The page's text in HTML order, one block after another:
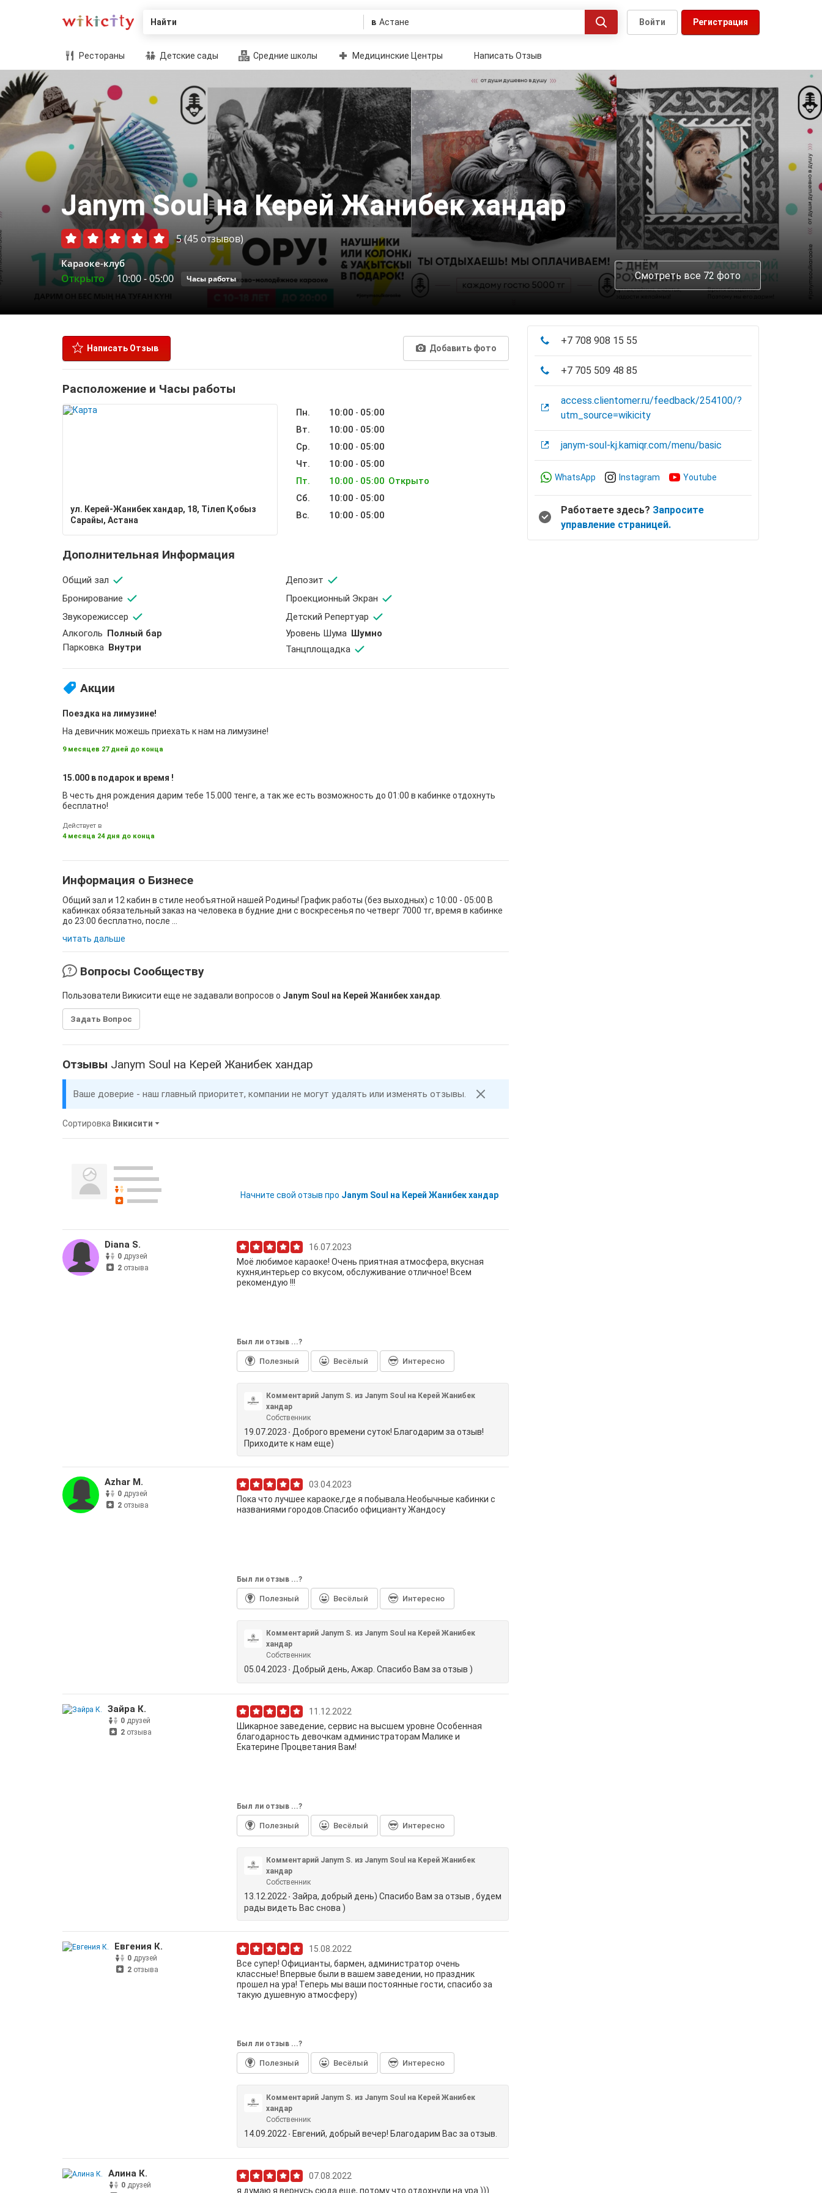
Найти в Регистрация
Войти
Рестораны Детские сады Средние школы Медицинские Центры Написать Отзыв
Janym Soul на Керей Жанибек хандар
5(45 отзывов)
Караоке-клуб
Открыто 10:00-05:00 Часы работы Смотреть все 72 фото
Написать Отзыв Добавить фото
Расположение и Часы работы
ул. Керей-Жанибек хандар, 18, Тілеп Қобыз
Сарайы, Астана
Пн. 10:00 - 05:00
Вт.
10:00 - 05:00
Ср.
10:00 - 05:00
Чт.
10:00 - 05:00
Пт.
10:00 - 05:00 Открыто
Сб.
10:00 - 05:00
Вс.
10:00 - 05:00
Дополнительная Информация
Общий зал
Депозит
Бронирование
Проекционный Экран
Звукорежиссер
Детский Репертуар
Aлкоголь Полный бар Уровень Шума Шумно
Парковка Внутри Танцплощадка
Акции
Поездка на лимузине!
На девичник можешь приехать к нам на лимузине!
9 месяцев 27 дней до конца
15.000 в подарок и время !
В честь дня рождения дарим тебе 15.000 тенге, а так же есть возможность до 01:00 в кабинке отдохнуть
бесплатно!
Действует в
4 месяца 24 дня до конца
Информация о Бизнесе
Общий зал и 12 кабин в стиле необъятной нашей Родины! График работы (без выходных) с 10:00 - 05:00 В
кабинках обязательный заказ на человека в будние дни с воскресенья по четверг 7000 тг, время в кабинке
до 23:00 бесплатно, после ...
читать дальше
Вопросы Сообществу
Пользователи Викисити еще не задавали вопросов о Janym Soul на Керей Жанибек хандар
Задать Вопрос
Отзывы Janym Soul на Керей Жанибек хандар
Ваше доверие - наш главный приоритет, компании не могут удалять или изменять отзывы.
Сортировка Викисити
Начните свой отзыв про Janym Soul на Керей Жанибек хандар
Diana S.
0 друзей
2 отзыва
16.07.2023
Моё любимое караоке! Очень приятная атмосфера, вкусная
кухня,интерьер со вкусом, обслуживание отличное! Всем
рекомендую !!!
Был ли отзыв ...?
Полезный Весёлый Интересно
Комментарий Janym S. из Janym Soul на Керей Жанибек
хандар
Собственник
19.07.2023
Доброго времени суток! Благодарим за отзыв!
Приходите к нам еще)
Azhar M.
0 друзей
2 отзыва
03.04.2023
Пока что лучшее караоке,где я побывала.Необычные кабинки с
названиями городов.Спасибо официанту Жандосу
Был ли отзыв ...?
Полезный Весёлый Интересно
Комментарий Janym S. из Janym Soul на Керей Жанибек
хандар
Собственник
05.04.2023 Добрый день, Ажар. Спасибо Вам за отзыв )
Зайра К.
0 друзей
2 отзыва
11.12.2022
Шикарное заведение, сервис на высшем уровне️ Особенная
благодарность девочкам администраторам Малике и
Екатерине️️️ Процветания Вам!
Был ли отзыв ...?
Полезный Весёлый Интересно
Комментарий Janym S. из Janym Soul на Керей Жанибек
хандар
Собственник
13.12.2022
Зайра, добрый день) Спасибо Вам за отзыв , будем
рады видеть Вас снова )
Евгения К.
0 друзей
2 отзыва
15.08.2022
Все супер! Официанты, бармен, администратор очень
классные! Впервые были в вашем заведении, но праздник
прошел на ура! Теперь мы ваши постоянные гости, спасибо за
такую душевную атмосферу)
Был ли отзыв ...?
Полезный Весёлый Интересно
Комментарий Janym S. из Janym Soul на Керей Жанибек
хандар
Собственник
14.09.2022 Евгений, добрый вечер! Благодарим Вас за отзыв.
Алина К.
0 друзей
07.08.2022
я думаю я вернусь сюда еще, потому что отдохнули на ура )))
+7 708 908 15 55
+7 705 509 48 85
access.clientomer.ru/feedback/254100/?
utm_source=wikicity
janym-soul-kj.kamiqr.com/menu/basic
WhatsApp Instagram Youtube
Работаете здесь? Запросите
управление страницей.